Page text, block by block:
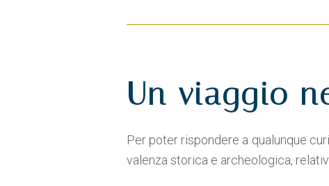
Un viaggio
Per poter rispondere a qualunque
valenza storica e archeologica,